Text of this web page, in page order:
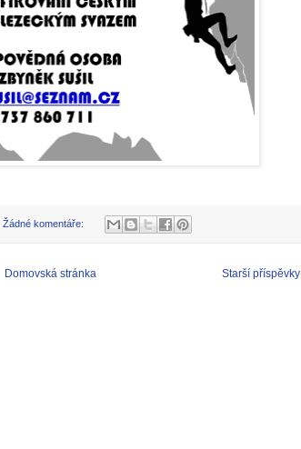
Žádné komentáře:
Starší příspěvky
Domovská stránka